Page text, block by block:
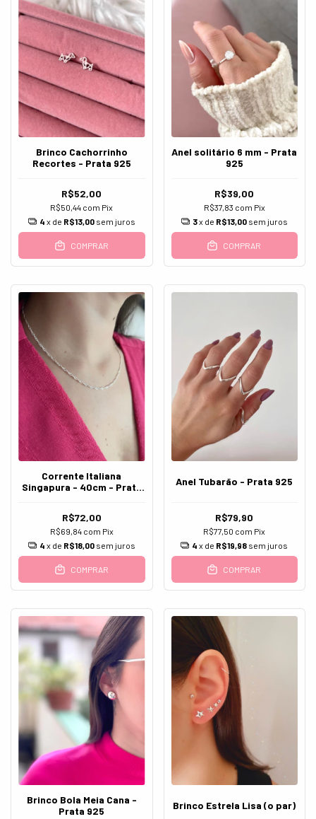
Brinco Cachorrinho
Recortes - Prata 925
R$52,00
R$50,44 com Pix
4 x de R$13,00 sem juros
COMPRAR
Anel solitário 6 mm - Prata
925
R$39,00
R$37,83 com Pix
3x de R$13,00 sem juros
COMPRAR
Corrente Italiana
Singapura - 40cm - Prata
R$72,00
R$69,84 com Pix
4 x de R$18,00 sem juros
COMPRAR
Anel Tubarão - Prata 925
R$79,90
R$77,50 com Pix
4 x de R$19,98 sem juros
COMPRAR
Brinco Bola Meia Cana -
Prata 925
Brinco Estrela Lisa (o par)